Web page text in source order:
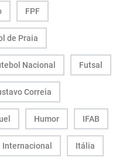
FPF
de Praia
Nacional Futsal
Correia
Humor IFAB
Internacional Itália